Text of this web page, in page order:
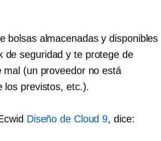
bolsas almacenadas y disponibles
de seguridad y te protege de
mal (un proveedor no está
los previstos, etc.).
Diseño de Cloud 9, dice: